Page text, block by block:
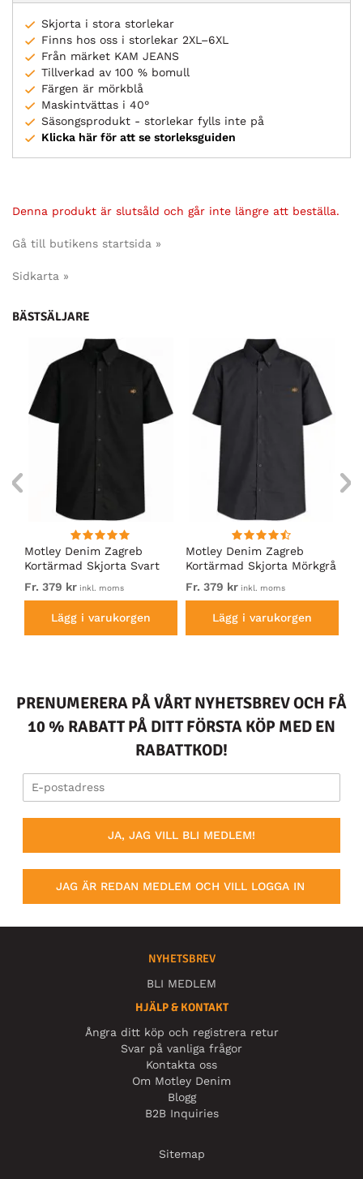
Skjorta i stora storlekar
Finns hos oss i storlekar 2XL–6XL
Från märket KAM JEANS
Tillverkad av 100 % bomull
Färgen är mörkblå
Maskintvättas i 40°
Säsongsprodukt - storlekar fylls inte på
Klicka här för att se storleksguiden
Denna produkt är slutsåld och går inte längre att beställa.
Gå till butikens startsida »
Sidkarta »
BÄSTSÄLJARE
Motley Denim Zagreb
Kortärmad Skjorta Svart
Fr. 379 kr inkl. moms
Lägg i varukorgen
Motley Denim Zagreb
Kortärmad Skjorta Mörkgrå
Fr. 379 kr inkl. moms
Lägg i varukorgen
PRENUMERERA PÅ VÅRT NYHETSBREV OCH FÅ
10 % RABATT PÅ DITT FÖRSTA KÖP MED EN
RABATTKOD!
JA, JAG VILL BLI MEDLEM!
JAG ÄR REDAN MEDLEM OCH VILL LOGGA IN
NYHETSBREV
BLI MEDLEM
HJÄLP & KONTAKT
Ångra ditt köp och registrera retur
Svar på vanliga frågor
Kontakta oss
Om Motley Denim
Blogg
B2B Inquiries
Sitemap